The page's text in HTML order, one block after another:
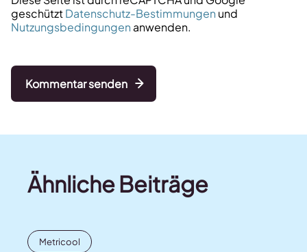
geschütztDatenschutz-Bestimmungen und
Nutzungsbedingungen anwenden.
Kommentar senden
Ähnliche Beiträge
Metricool